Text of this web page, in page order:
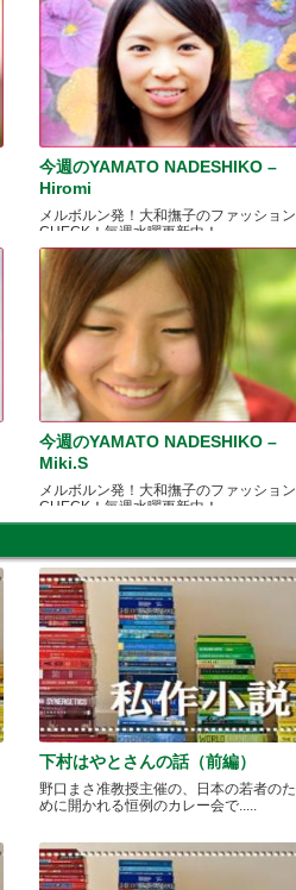
今週のYAMATO NADESHIKO –
Hiromi
メルボルン発！大和撫子のファッション
CHECK！毎週水曜更新中！
今週のYAMATO NADESHIKO –
Miki.S
メルボルン発！大和撫子のファッション
CHECK！毎週水曜更新中！
下村はやとさんの話（前編）
野口まさ准教授主催の、日本の若者のた
めに開かれる恒例のカレー会で.....